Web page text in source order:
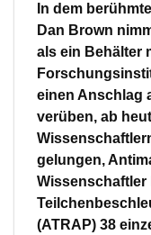
In dem
Dan Brown
als ein Behälter
einen Anschlag
verüben, ab
gelungen,
Wissenschaftler
(ATRAP) 38